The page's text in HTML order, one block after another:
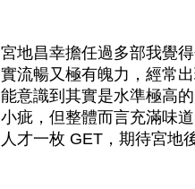
宮地昌幸擔任過多部我覺
實流暢又極有魄力，經常
能意識到其實是水準極高
小疵，但整體而言充滿味
人才一枚 GET，期待宮地